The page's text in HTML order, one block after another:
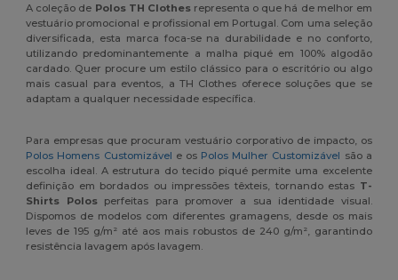
A coleção de Polos TH Clothesrepresenta o que há de melhor em
vestuário promocional e profissional em Portugal. Com uma seleção
diversificada, esta marca foca-se na durabilidade e no conforto,
utilizando predominantemente a malha piqué em 100% algodão
cardado. Quer procure um estilo clássico para o escritório ou algo
mais casual para eventos, a TH Clothes oferece soluções que se
adaptam a qualquer necessidade específica.
Para empresas que procuram vestuário corporativo de impacto, os
Polos Homens Customizável e os Polos Mulher Customizável são a
escolha ideal. A estrutura do tecido piqué permite uma excelente
definição em bordados ou impressões têxteis, tornando estas T-
Shirts Polosperfeitas para promover a sua identidade visual.
Dispomos de modelos com diferentes gramagens, desde os mais
leves de 195 g/m² até aos mais robustos de 240 g/m², garantindo
resistência lavagem após lavagem.